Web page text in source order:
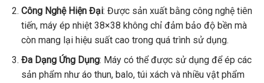
Công Nghệ Hiện Đại: Được sản xuất bằng công nghệ tiên
tiến, máy ép nhiệt 38×38 không chỉ đảm bảo độ bền mà
còn mang lại hiệu suất cao trong quá trình sử dụng.
Đa Dạng Ứng Dụng: Máy có thể được sử dụng để ép các
sản phẩm như áo thun, balo, túi xách và nhiều vật phẩm